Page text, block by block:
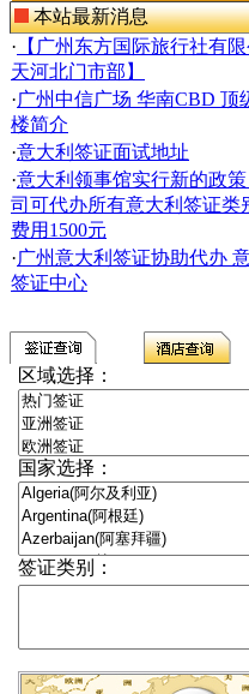
本站最新消息
· 【广州东方国际旅行社有限
天河北门市部】
·广州中信广场 华南CBD 顶
楼简介
·意大利签证面试地址
·意大利领事馆实行新的政
司可代办所有意大利签证类
费用1500元
·广州意大利签证协助代办
签证中心
区域选择：
国家选择：
签证类别：